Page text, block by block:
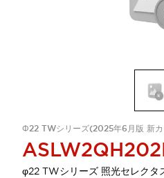
Φ22 TWシリーズ(2025年6月版 新
φ22 TWシリーズ 照光セレクタ